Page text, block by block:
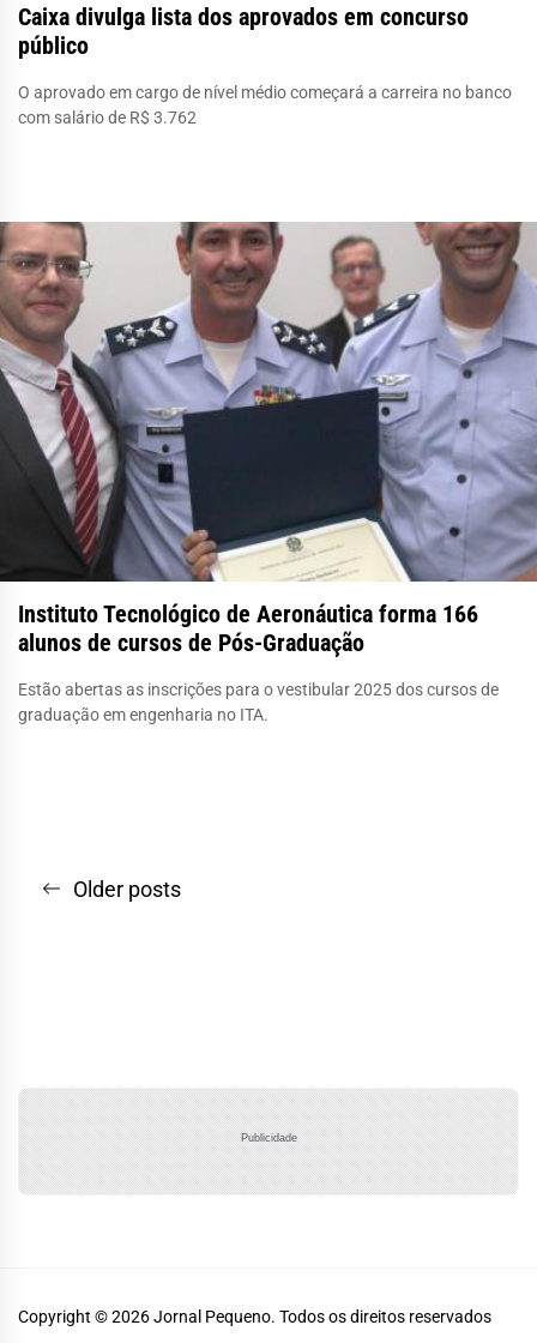
Caixa divulga lista dos aprovados em concurso
público
O aprovado em cargo de nível médio começará a carreira no banco
com salário de R$ 3.762
Instituto Tecnológico de Aeronáutica forma 166
alunos de cursos de Pós-Graduação
Estão abertas as inscrições para o vestibular 2025 dos cursos de
graduação em engenharia no ITA.
Navegação
Older posts
Publicidade
Copyright © 2026Jornal Pequeno. Todos os direitos reservados